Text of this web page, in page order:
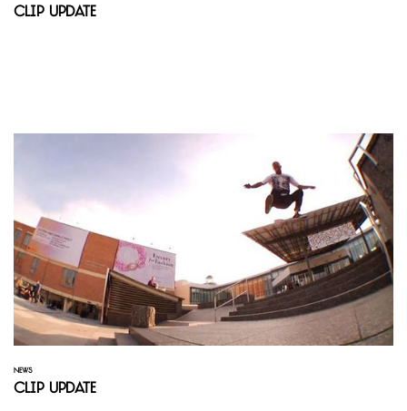
Clip Update
NEWS
Clip Update